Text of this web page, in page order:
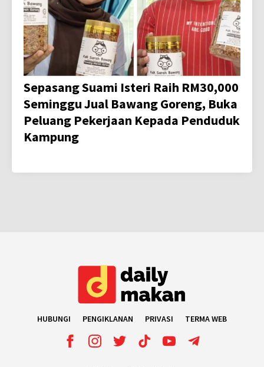
Sepasang Suami Isteri Raih RM30,000
Seminggu Jual Bawang Goreng, Buka
Peluang Pekerjaan Kepada Penduduk
Kampung
HUBUNGI PENGIKLANAN PRIVASI TERMA WEB